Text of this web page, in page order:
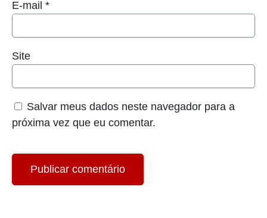
E-mail
Site
Salvar meus dados neste navegador para a
próxima vez que eu comentar.